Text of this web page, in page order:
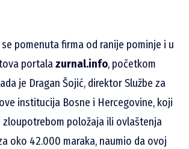
pomenuta firma od ranije pominje i u
portalazurnal.info, početkom
je Dragan Šojić, direktor Službe za
institucija Bosne i Hercegovine, koji
zloupotrebom položaja ili ovlaštenja
oko 42.000 maraka, naumio da ovoj